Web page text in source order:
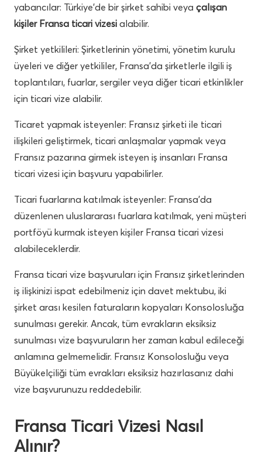
yabancılar: Türkiye’de bir şirket sahibi veya çalışan
kişiler Fransa ticari vizesi alabilir.
Şirket yetkilileri: Şirketlerinin yönetimi, yönetim kurulu
üyeleri ve diğer yetkililer, Fransa’da şirketlerle ilgili iş
toplantıları, fuarlar, sergiler veya diğer ticari etkinlikler
için ticari vize alabilir.
Ticaret yapmak isteyenler: Fransız şirketi ile ticari
ilişkileri geliştirmek, ticari anlaşmalar yapmak veya
Fransız pazarına girmek isteyen iş insanları Fransa
ticari vizesi için başvuru yapabilirler.
Ticari fuarlarına katılmak isteyenler: Fransa’da
düzenlenen uluslararası fuarlara katılmak, yeni müşteri
portföyü kurmak isteyen kişiler Fransa ticari vizesi
alabileceklerdir.
Fransa ticari vize başvuruları için Fransız şirketlerinden
iş ilişkinizi ispat edebilmeniz için davet mektubu, iki
şirket arası kesilen faturaların kopyaları Konsolosluğa
sunulması gerekir. Ancak, tüm evrakların eksiksiz
sunulması vize başvuruların her zaman kabul edileceği
anlamına gelmemelidir. Fransız Konsolosluğu veya
Büyükelçiliği tüm evrakları eksiksiz hazırlasanız dahi
vize başvurunuzu reddedebilir.
Fransa Ticari Vizesi Nasıl
Alınır?